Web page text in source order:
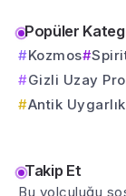
Popüler
Kozmos
Gizli Uzay
Antik
Takip Et
Bu yolculuğu